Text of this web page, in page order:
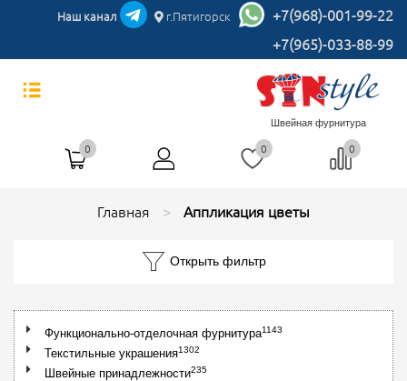
Наш канал г.Пятигорск
+7(968)-001-99-22
+7(965)-033-88-99
Швейная фурнитура
0 0 0
Главная Аппликация цветы
Открыть фильтр
Функционально-отделочная фурнитура1143
Текстильные украшения1302
Швейные принадлежности235